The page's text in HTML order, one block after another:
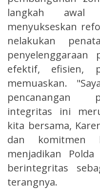
langkah
menyukseskan
nelakukan
efektif, efisien,
memuaskan.
pencanangan
integritas ini
kita bersama,
dan komitmen
menjadikan
berintegritas
terangnya.